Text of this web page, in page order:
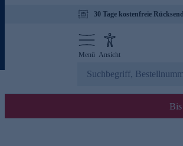
30 Tage kostenfreie
Menü Ansicht